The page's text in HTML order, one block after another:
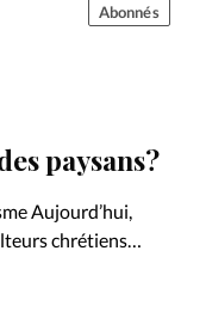
Emploi
Abonnés
paysans?
Aujourd’hui,
chrétiens